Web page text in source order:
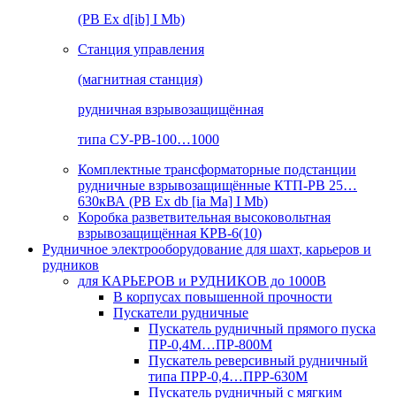
(РВ Ex d[ib] I Mb)
Станция управления
(магнитная станция)
рудничная взрывозащищённая
типа СУ-РВ-100…1000
Комплектные трансформаторные подстанции
рудничные взрывозащищённые КТП-РВ 25…
630кВА (РВ Ex db [ia Ma] I Mb)
Коробка разветвительная высоковольтная
взрывозащищённая КРВ-6(10)
Рудничное электрооборудование для шахт, карьеров и
рудников
для КАРЬЕРОВ и РУДНИКОВ до 1000В
В корпусах повышенной прочности
Пускатели рудничные
Пускатель рудничный прямого пуска
ПР-0,4М…ПР-800М
Пускатель реверсивный рудничный
типа ПРР-0,4…ПРР-630М
Пускатель рудничный с мягким